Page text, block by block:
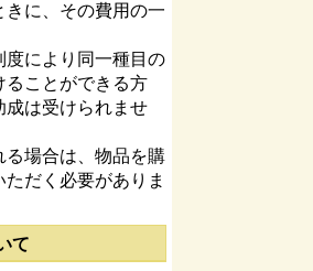
に、その費用の一
により同一種目の
ることができる方
成は受けられませ
場合は、物品を購
だく必要がありま
て